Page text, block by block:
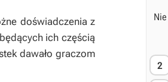
doświadczenia z
ich częścią
dawało graczom
Nie
2